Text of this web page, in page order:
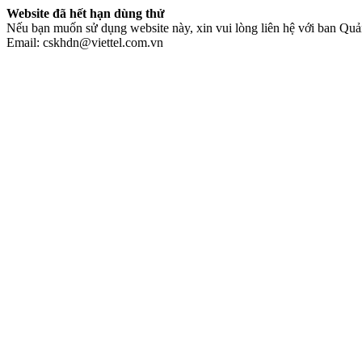
Website đã hết hạn dùng thử
Nếu bạn muốn sử dụng website này, xin vui lòng liên hệ với ban
Email: cskhdn@viettel.com.vn